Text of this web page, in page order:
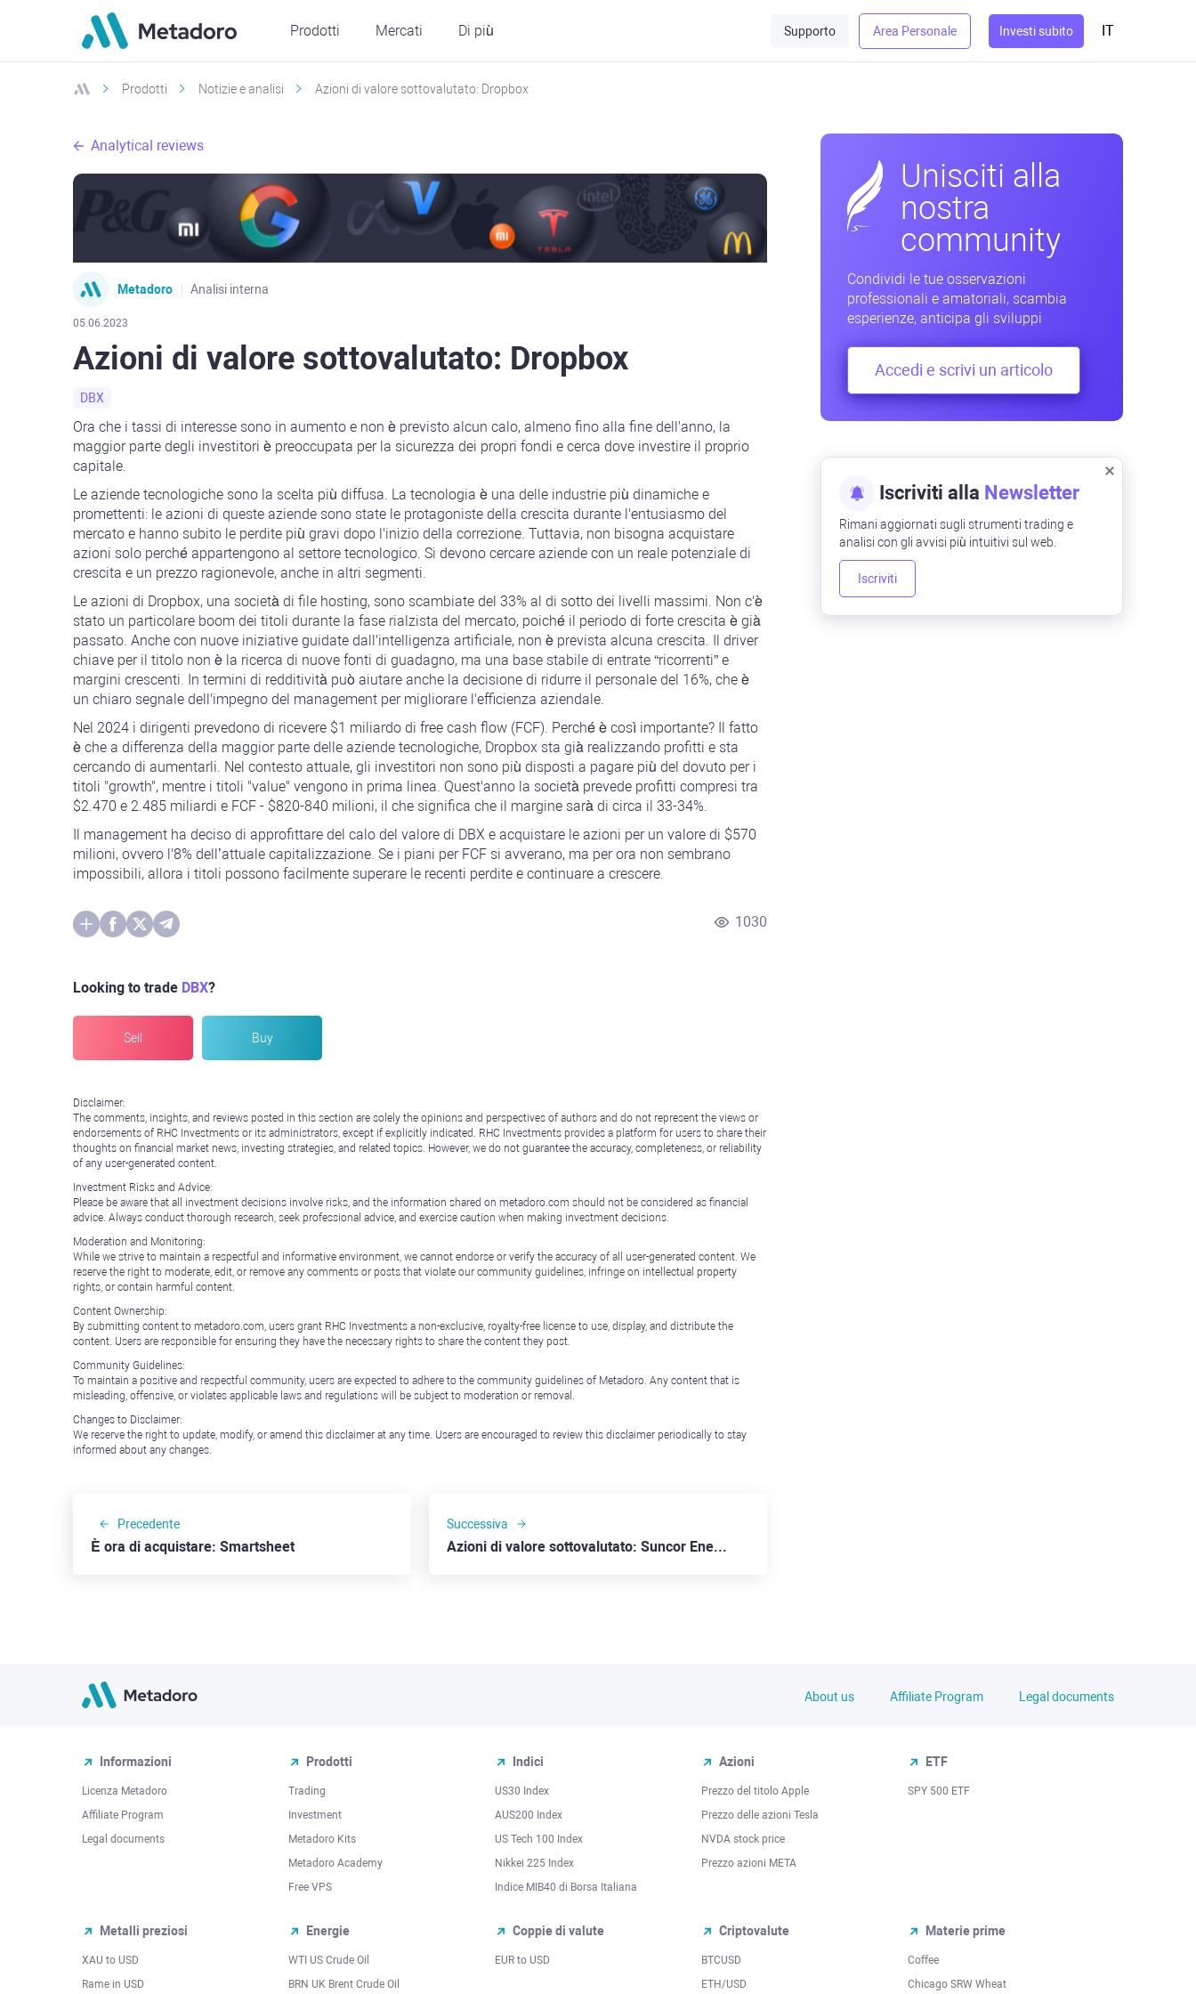
Prodotti Mercati Di più Supporto Area Personale Investi subito IT
Prodotti Notizie e analisi Azioni di valore sottovalutato: Dropbox
Analytical reviews
Metadoro Analisi interna
05.06.2023
Azioni di valore sottovalutato: Dropbox
DBX
Ora che i tassi di interesse sono in aumento e non è previsto alcun calo, almeno fino alla fine dell'anno, la
maggior parte degli investitori è preoccupata per la sicurezza dei propri fondi e cerca dove investire il proprio
capitale.
Le aziende tecnologiche sono la scelta più diffusa. La tecnologia è una delle industrie più dinamiche e
promettenti: le azioni di queste aziende sono state le protagoniste della crescita durante l'entusiasmo del
mercato e hanno subito le perdite più gravi dopo l'inizio della correzione. Tuttavia, non bisogna acquistare
azioni solo perché appartengono al settore tecnologico. Si devono cercare aziende con un reale potenziale di
crescita e un prezzo ragionevole, anche in altri segmenti.
Le azioni di Dropbox, una società di file hosting, sono scambiate del 33% al di sotto dei livelli massimi. Non c'è
stato un particolare boom dei titoli durante la fase rialzista del mercato, poiché il periodo di forte crescita è già
passato. Anche con nuove iniziative guidate dall'intelligenza artificiale, non è prevista alcuna crescita. Il driver
chiave per il titolo non è la ricerca di nuove fonti di guadagno, ma una base stabile di entrate “ricorrenti” e
margini crescenti. In termini di redditività può aiutare anche la decisione di ridurre il personale del 16%, che è
un chiaro segnale dell'impegno del management per migliorare l'efficienza aziendale.
Nel 2024 i dirigenti prevedono di ricevere $1 miliardo di free cash flow (FCF). Perché è così importante? Il fatto
è che a differenza della maggior parte delle aziende tecnologiche, Dropbox sta già realizzando profitti e sta
cercando di aumentarli. Nel contesto attuale, gli investitori non sono più disposti a pagare più del dovuto per i
titoli "growth", mentre i titoli "value" vengono in prima linea. Quest'anno la società prevede profitti compresi tra
$2.470 e 2.485 miliardi e FCF - $820-840 milioni, il che significa che il margine sarà di circa il 33-34%.
Il management ha deciso di approfittare del calo del valore di DBX e acquistare le azioni per un valore di $570
milioni, ovvero l'8% dell’attuale capitalizzazione. Se i piani per FCF si avverano, ma per ora non sembrano
impossibili, allora i titoli possono facilmente superare le recenti perdite e continuare a crescere.
1030
Looking to trade DBX?
Sell Buy
Disclaimer:
The comments, insights, and reviews posted in this section are solely the opinions and perspectives of authors and do not represent the views or
endorsements of RHC Investments or its administrators, except if explicitly indicated. RHC Investments provides a platform for users to share their
thoughts on financial market news, investing strategies, and related topics. However, we do not guarantee the accuracy, completeness, or reliability
of any user-generated content.
Investment Risks and Advice:
Please be aware that all investment decisions involve risks, and the information shared on metadoro.com should not be considered as financial
advice. Always conduct thorough research, seek professional advice, and exercise caution when making investment decisions.
Moderation and Monitoring:
While we strive to maintain a respectful and informative environment, we cannot endorse or verify the accuracy of all user-generated content. We
reserve the right to moderate, edit, or remove any comments or posts that violate our community guidelines, infringe on intellectual property
rights, or contain harmful content.
Content Ownership:
By submitting content to metadoro.com, users grant RHC Investments a non-exclusive, royalty-free license to use, display, and distribute the
content. Users are responsible for ensuring they have the necessary rights to share the content they post.
Community Guidelines:
To maintain a positive and respectful community, users are expected to adhere to the community guidelines of Metadoro. Any content that is
misleading, offensive, or violates applicable laws and regulations will be subject to moderation or removal.
Changes to Disclaimer:
We reserve the right to update, modify, or amend this disclaimer at any time. Users are encouraged to review this disclaimer periodically to stay
informed about any changes.
Precedente
È ora di acquistare: Smartsheet
Successiva
Azioni di valore sottovalutato: Suncor Energy
Unisciti alla
nostra
community
Condividi le tue osservazioni
professionali e amatoriali, scambia
esperienze, anticipa gli sviluppi
Accedi e scrivi un articolo
Iscriviti alla Newsletter
Rimani aggiornati sugli strumenti trading e
analisi con gli avvisi più intuitivi sul web.
Iscriviti
About us Affiliate Program Legal documents
Informazioni
Licenza Metadoro
Affiliate Program
Legal documents
Prodotti
Trading
Investment
Metadoro Kits
Metadoro Academy
Free VPS
Indici
US30 Index
AUS200 Index
US Tech 100 Index
Nikkei 225 Index
Indice MIB40 di Borsa Italiana
Azioni
Prezzo del titolo Apple
Prezzo delle azioni Tesla
NVDA stock price
Prezzo azioni META
ETF
SPY 500 ETF
Metalli preziosi
XAU to USD
Rame in USD
Energie
WTI US Crude Oil
BRN UK Brent Crude Oil
Coppie di valute
EUR to USD
Criptovalute
BTCUSD
ETH/USD
Materie prime
Coffee
Chicago SRW Wheat